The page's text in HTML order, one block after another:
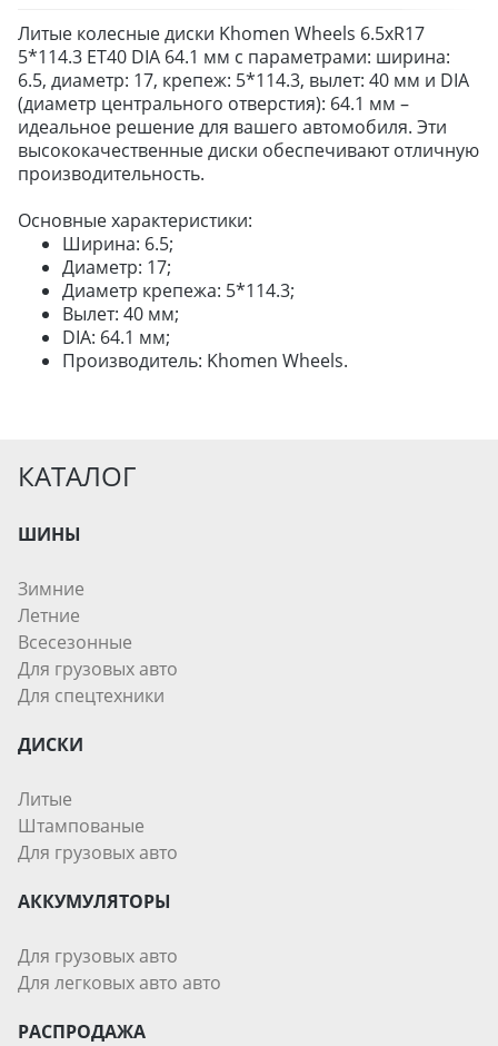
ДЛЯ ГРУЗОВЫХ АВТО
ДЛЯ ЛЕГКОВЫХ АВТО
ДИСКИ
АККУМУЛЯТОРЫ
Литые колесные диски Khomen Wheels 6.5xR17
5*114.3 ET40 DIA 64.1 мм с параметрами: ширина:
6.5, диаметр: 17, крепеж: 5*114.3, вылет: 40 мм и DIA
(диаметр центрального отверстия): 64.1 мм –
идеальное решение для вашего автомобиля. Эти
высококачественные диски обеспечивают отличную
производительность.
Основные характеристики:
Ширина: 6.5;
Диаметр: 17;
Диаметр крепежа: 5*114.3;
Вылет: 40 мм;
DIA: 64.1 мм;
Производитель: Khomen Wheels.
КАТАЛОГ
ШИНЫ
Зимние
Летние
Всесезонные
Для грузовых авто
Для спецтехники
ДИСКИ
Литые
Штампованые
Для грузовых авто
АККУМУЛЯТОРЫ
Для грузовых авто
Для легковых авто авто
РАСПРОДАЖА